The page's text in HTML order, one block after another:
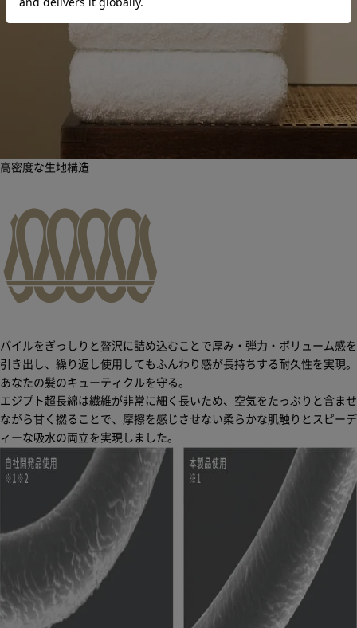
高密度な生地構造
パイルをぎっしりと贅沢に詰め込むことで厚み・弾力・ボリューム感を
引き出し、繰り返し使用してもふんわり感が長持ちする耐久性を実現。
あなたの髪のキューティクルを守る。
エジプト超長綿は繊維が非常に細く長いため、空気をたっぷりと含ませ
ながら甘く撚ることで、摩擦を感じさせない柔らかな肌触りとスピーデ
ィーな吸水の両立を実現しました。